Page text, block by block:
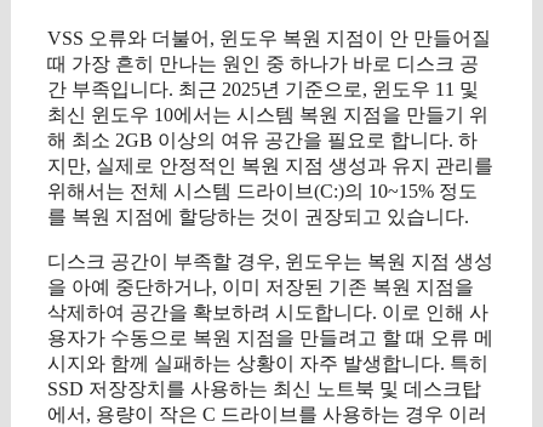
VSS 오류와 더불어, 윈도우 복원 지점이 안 만들어질
때 가장 흔히 만나는 원인 중 하나가 바로 디스크 공
간 부족입니다. 최근 2025년 기준으로, 윈도우 11 및
최신 윈도우 10에서는 시스템 복원 지점을 만들기 위
해 최소 2GB 이상의 여유 공간을 필요로 합니다. 하
지만, 실제로 안정적인 복원 지점 생성과 유지 관리를
위해서는 전체 시스템 드라이브(C:)의 10~15% 정도
를 복원 지점에 할당하는 것이 권장되고 있습니다.
디스크 공간이 부족할 경우, 윈도우는 복원 지점 생성
을 아예 중단하거나, 이미 저장된 기존 복원 지점을
삭제하여 공간을 확보하려 시도합니다. 이로 인해 사
용자가 수동으로 복원 지점을 만들려고 할 때 오류 메
시지와 함께 실패하는 상황이 자주 발생합니다. 특히
SSD 저장장치를 사용하는 최신 노트북 및 데스크탑
에서, 용량이 작은 C 드라이브를 사용하는 경우 이러